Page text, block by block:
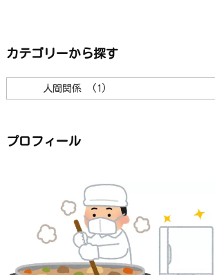
カテゴリーから探す
ゴ
ら
探
プロフィール